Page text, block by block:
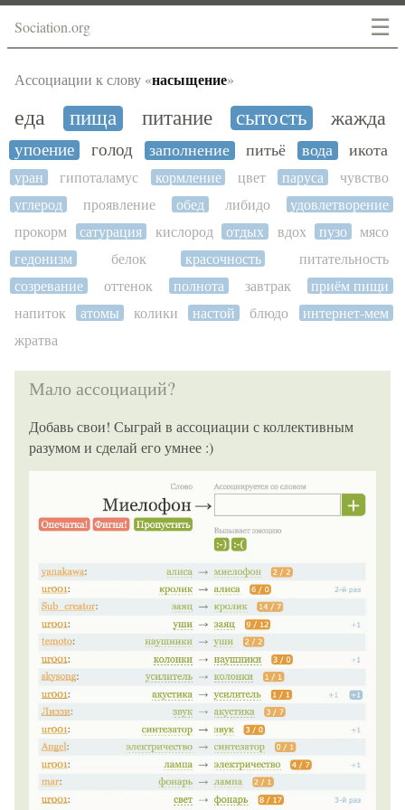
☰
Sociation.org
Ассоциации к слову «насыщение»
еда пища питание сытость жажда
упоение голод заполнение питьё вода икота
уран гипоталамус кормление цвет паруса
чувство
углерод
проявление обед либидо
удовлетворение
прокорм
сатурация кислород отдых вдох пузо
мясо
гедонизм
белок красочность
питательность
созревание
оттенок полнота завтрак
приём пищи
напиток
атомы колики настой блюдо
интернет-мем
жратва
Мало ассоциаций?
Добавь свои! Сыграй в ассоциации с коллективным
разумом и сделай его умнее :)